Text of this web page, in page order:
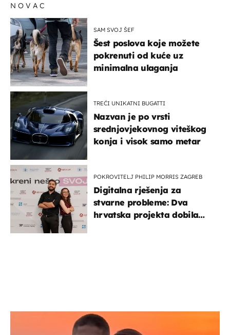
NOVAC
SAM SVOJ ŠEF
Šest poslova koje možete
pokrenuti od kuće uz
minimalna ulaganja
TREĆI UNIKATNI BUGATTI
Nazvan je po vrsti
srednjovjekovnog viteškog
konja i visok samo metar
POKROVITELJ PHILIP MORRIS ZAGREB
Digitalna rješenja za
stvarne probleme: Dva
hrvatska projekta dobila